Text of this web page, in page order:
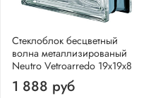
Стеклоблок бесцветный
волна металлизированый
Neutro Vetroarredo 19x19x8
1 888 руб